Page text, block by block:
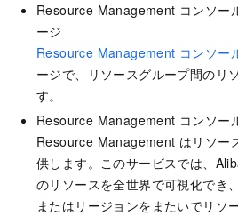
Resource Management コンソー
ージ
Resource Management コンソー
ージで、リソースグループ間のリ
す。
Resource Management コンソー
Resource Management はリソー
供します。このサービスでは、
のリソースを全世界で可視化でき
またはリージョンをまたいでリソ